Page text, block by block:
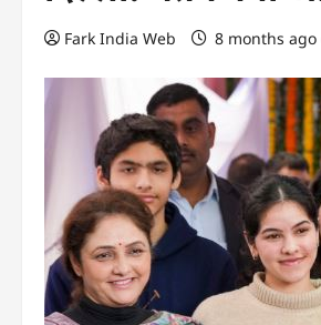
Fark India Web 8 months